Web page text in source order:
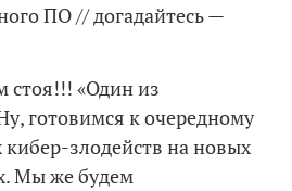
ПО // догадайтесь —
стоя!!! «Один из
готовимся к очередному
кибер-злодейств на новых
Мы же будем